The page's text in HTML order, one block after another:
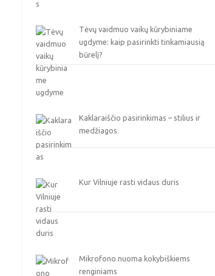
Tėvų vaidmuo vaikų kūrybiniame
ugdyme: kaip pasirinkti tinkamiausią
būrelį?
Kaklaraiščio pasirinkimas – stilius ir
medžiagos
Kur Vilniuje rasti vidaus duris
Mikrofono nuoma kokybiškiems
renginiams